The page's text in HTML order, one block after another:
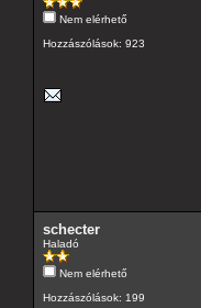
Nem elérhető
Hozzászólások: 923
schecter
Haladó
Nem elérhető
Hozzászólások: 199